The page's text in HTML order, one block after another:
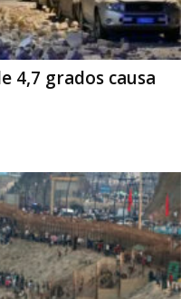
4,7 grados causa